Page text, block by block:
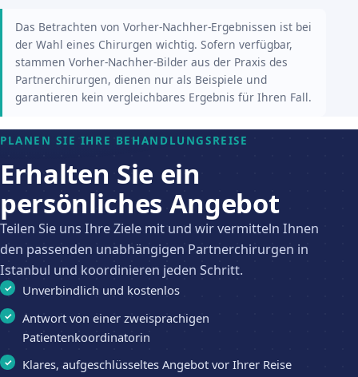
Das Betrachten von Vorher-Nachher-Ergebnissen ist bei
der Wahl eines Chirurgen wichtig. Sofern verfügbar,
stammen Vorher-Nachher-Bilder aus der Praxis des
Partnerchirurgen, dienen nur als Beispiele und
garantieren kein vergleichbares Ergebnis für Ihren Fall.
PLANEN SIE IHRE BEHANDLUNGSREISE
Erhalten Sie ein
persönliches Angebot
Teilen Sie uns Ihre Ziele mit und wir vermitteln Ihnen
den passenden unabhängigen Partnerchirurgen in
Istanbul und koordinieren jeden Schritt.
Unverbindlich und kostenlos
Antwort von einer zweisprachigen
Patientenkoordinatorin
Klares, aufgeschlüsseltes Angebot vor Ihrer Reise